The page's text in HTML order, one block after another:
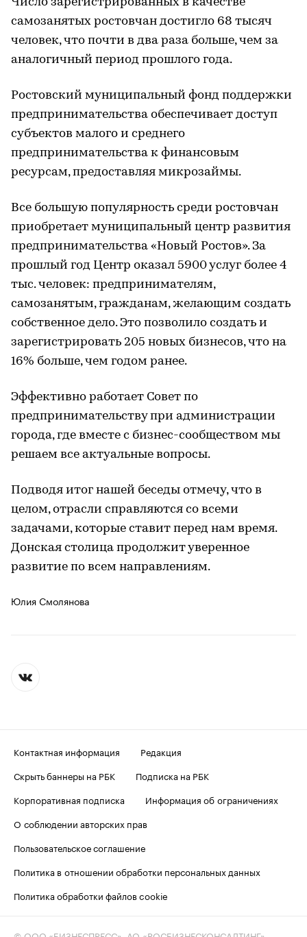
самозанятых ростовчан достигло 68 тысяч
человек, что почти в два раза больше, чем за
аналогичный период прошлого года.
Ростовский муниципальный фонд поддержки
предпринимательства обеспечивает доступ
субъектов малого и среднего
предпринимательства к финансовым
ресурсам, предоставляя микрозаймы.
Все большую популярность среди ростовчан
приобретает муниципальный центр развития
предпринимательства «Новый Ростов». За
прошлый год Центр оказал 5900 услуг более 4
тыс. человек: предпринимателям,
самозанятым, гражданам, желающим создать
собственное дело. Это позволило создать и
зарегистрировать 205 новых бизнесов, что на
16% больше, чем годом ранее.
Эффективно работает Совет по
предпринимательству при администрации
города, где вместе с бизнес-сообществом мы
решаем все актуальные вопросы.
Подводя итог нашей беседы отмечу, что в
целом, отрасли справляются со всеми
задачами, которые ставит перед нам время.
Донская столица продолжит уверенное
развитие по всем направлениям.
Юлия Смолянова
Контактная информация
Редакция
Скрыть баннеры на РБК
Подписка на РБК
Корпоративная подписка
Информация об ограничениях
О соблюдении авторских прав
Пользовательское соглашение
Политика в отношении обработки персональных данных
Политика обработки файлов cookie